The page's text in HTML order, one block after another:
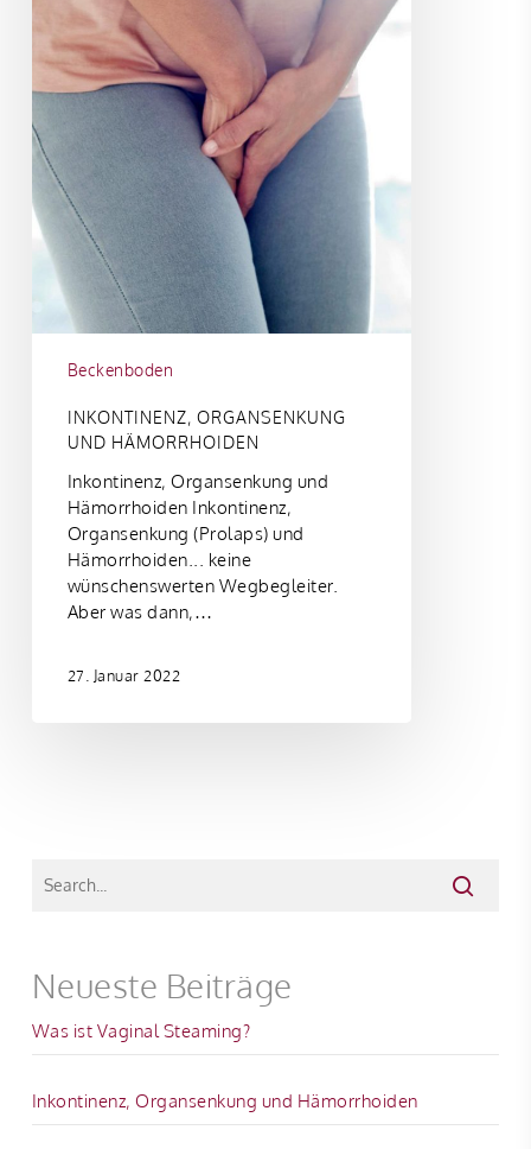
Beckenboden
INKONTINENZ, ORGANSENKUNG
UND HÄMORRHOIDEN
Inkontinenz, Organsenkung und
Hämorrhoiden Inkontinenz,
Organsenkung (Prolaps) und
Hämorrhoiden... keine
wünschenswerten Wegbegleiter.
Aber was dann,…
27. Januar 2022
Neueste Beiträge
Was ist Vaginal Steaming?
Inkontinenz, Organsenkung und Hämorrhoiden